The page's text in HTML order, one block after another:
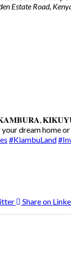
Estate Road,
dream home
#KiambuLand
Share on